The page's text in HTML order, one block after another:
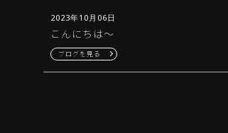
2023年10月06日
こんにちは〜
ブログを見る